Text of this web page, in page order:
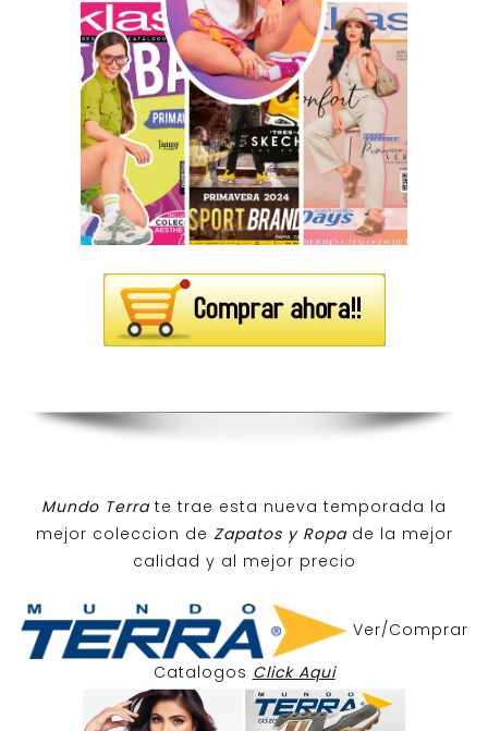
Mundo Terra te trae esta nueva temporada la
mejor coleccion de Zapatos y Ropa de la mejor
calidad y al mejor precio
Ver/Comprar
Catalogos Click Aqui